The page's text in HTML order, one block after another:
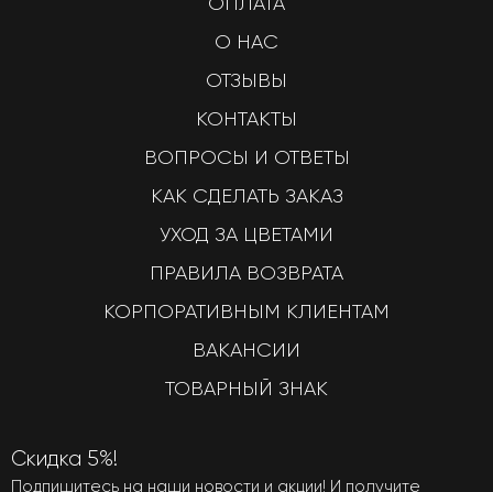
О НАС
ОТЗЫВЫ
КОНТАКТЫ
ВОПРОСЫ И ОТВЕТЫ
КАК СДЕЛАТЬ ЗАКАЗ
УХОД ЗА ЦВЕТАМИ
ПРАВИЛА ВОЗВРАТА
КОРПОРАТИВНЫМ КЛИЕНТАМ
ВАКАНСИИ
ТОВАРНЫЙ ЗНАК
Скидка 5%!
Подпишитесь на наши новости и акции! И получите